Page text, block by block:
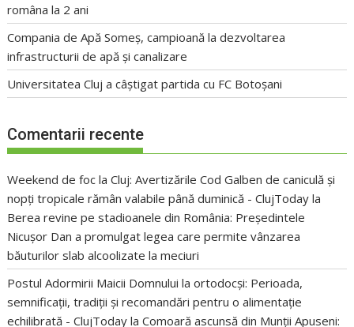
româna la 2 ani
Compania de Apă Someș, campioană la dezvoltarea
infrastructurii de apă și canalizare
Universitatea Cluj a câștigat partida cu FC Botoșani
Comentarii recente
Weekend de foc la Cluj: Avertizările Cod Galben de caniculă și
nopți tropicale rămân valabile până duminică - ClujToday la
Berea revine pe stadioanele din România: Președintele
Nicușor Dan a promulgat legea care permite vânzarea
băuturilor slab alcoolizate la meciuri
Postul Adormirii Maicii Domnului la ortodocși: Perioada,
semnificații, tradiții și recomandări pentru o alimentație
echilibrată - ClujToday laComoară ascunsă din Munții Apuseni: